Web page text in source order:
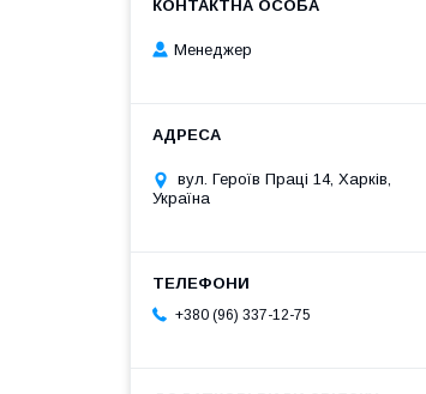
Менеджер
вул. Героїв Праці 14, Харків,
Україна
+380 (96) 337-12-75